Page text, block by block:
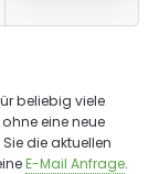
beliebig viele
eine neue
die aktuellen
E-Mail Anfrage.